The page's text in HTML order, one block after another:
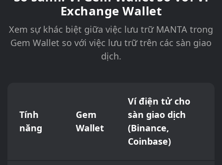
Exchange Wallet
Xem sự khác biệt giữa việc lưu trữ MANTA trong
Gem Wallet so với việc lưu trữ trên các sàn giao
dịch.
Tính
năng
Gem
Wallet
Ví điện tử cho
sàn giao dịch
(Binance,
Coinbase)